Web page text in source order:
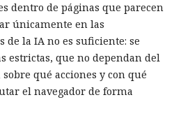
dentro de páginas que parecen
únicamente en las
de la IA no es suficiente: se
estrictas, que no dependan del
qué acciones y con qué
el navegador de forma
economía de memoria la
Turbopack, que desde
a Webpack en el proyecto.
por defecto el caché en
datos no utilizados a disco. Una
separadas) ahora consume
en lugar de los anteriores 4,6